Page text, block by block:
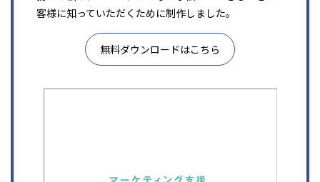
客様に知っていただくために制作しました。
無料ダウンロードはこちら